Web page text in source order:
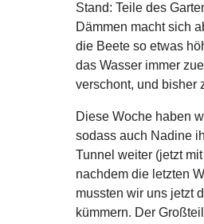
Stand: Teile des
Dämmen macht sich
die Beete so etwas
das Wasser immer
verschont, und bisher
Diese Woche haben
sodass auch Nadine
Tunnel weiter (jetzt
nachdem die letzten
mussten wir uns jetzt
kümmern. Der